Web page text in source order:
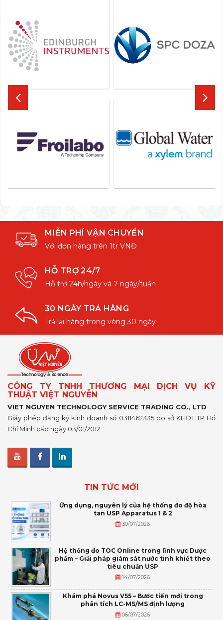
MIỄN PHÍ VẬN CHUYỂN
Với đơn hàng trên 1tr VNĐ
HỖ TRỢ 24/7
Hỗ trợ 24h/ngày và 7 ngày/tuần
30 NGÀY TRẢ HÀNG
Trả lại hàng trong vòng 30 ngày
CÔNG TY TNHH THƯƠNG MẠI DỊCH VỤ KỸ
THUẬT VIỆT NGUYỄN
VIET NGUYEN TECHNOLOGY SERVICE TRADING CO., LTD
Giấy phép đăng ký kinh doanh số 0311462335 do sở KHĐT TP Hồ
Chí Minh cấp ngày 03/01/2012
TIN TỨC MỚI
Ứng dụng, nguyên lý của hệ thống đo độ hòa
tan USP Apparatus 1 & 2
30/07/2026
Hệ thống đo TOC Online trong lĩnh vực Dược
phẩm – Giải pháp giám sát nước tinh khiết theo
tiêu chuẩn USP
14/07/2026
Khám phá Novus V55 – Bước tiến mới trong
phân tích LC-MS/MS định lượng
06/07/2026